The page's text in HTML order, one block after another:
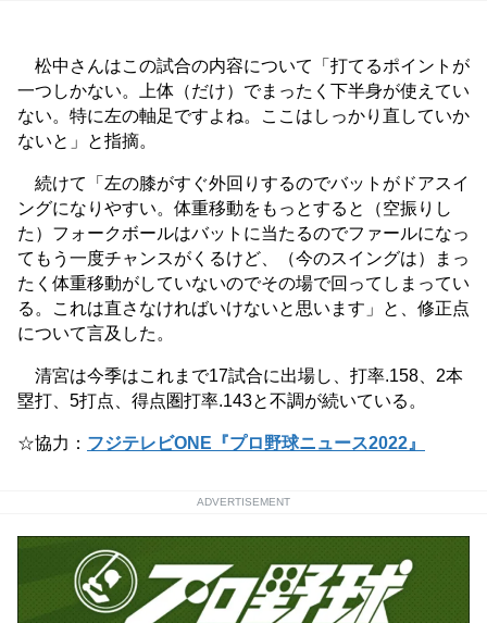
松中さんはこの試合の内容について「打てるポイントが
一つしかない。上体（だけ）でまったく下半身が使えてい
ない。特に左の軸足ですよね。ここはしっかり直していか
ないと」と指摘。
続けて「左の膝がすぐ外回りするのでバットがドアスイ
ングになりやすい。体重移動をもっとすると（空振りし
た）フォークボールはバットに当たるのでファールになっ
てもう一度チャンスがくるけど、（今のスイングは）まっ
たく体重移動がしていないのでその場で回ってしまってい
る。これは直さなければいけないと思います」と、修正点
について言及した。
清宮は今季はこれまで17試合に出場し、打率.158、2本
塁打、5打点、得点圏打率.143と不調が続いている。
☆協力： フジテレビONE『プロ野球ニュース2022』
ADVERTISEMENT